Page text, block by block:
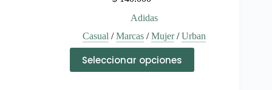
Adidas
Casual /Marcas/Mujer/Urban
Seleccionar opciones
producto
tiene